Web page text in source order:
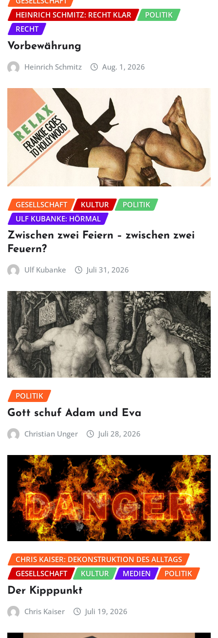
HEINRICH SCHMITZ: RECHT KLAR
POLITIK
RECHT
Vorbewährung
Heinrich Schmitz Aug. 1, 2026
GESELLSCHAFT KULTUR
POLITIK
ULF KUBANKE: HÖRMAL
Zwischen zwei Feiern – zwischen zwei
Feuern?
Ulf Kubanke Juli 31, 2026
POLITIK
Gott schuf Adam und Eva
Christian Unger Juli 28, 2026
CHRIS KAISER: DEKONSTRUKTION DES ALLTAGS
GESELLSCHAFT
KULTUR MEDIEN POLITIK
Der Kipppunkt
Chris Kaiser Juli 19, 2026